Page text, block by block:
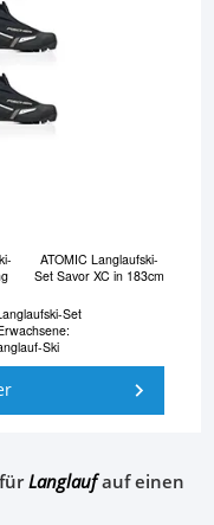
ATOMIC Langlaufski-
Set Savor XC in 183cm
Set
Ski
Langlaufauf einen